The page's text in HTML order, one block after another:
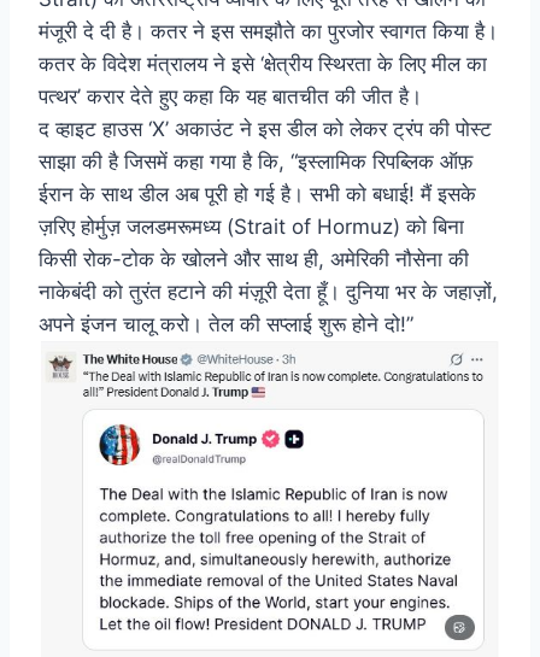
मंजूरी दे दी है। कतर ने इस समझौते का पुरजोर स्वागत किया है।
कतर के विदेश मंत्रालय ने इसे ‘क्षेत्रीय स्थिरता के लिए मील का
पत्थर’ करार देते हुए कहा कि यह बातचीत की जीत है।
द व्हाइट हाउस ‘X’ अकाउंट ने इस डील को लेकर ट्रंप की पोस्ट
साझा की है जिसमें कहा गया है कि, “इस्लामिक रिपब्लिक ऑफ़
ईरान के साथ डील अब पूरी हो गई है। सभी को बधाई! मैं इसके
ज़रिए होर्मुज़ जलडमरूमध्य (Strait of Hormuz) को बिना
किसी रोक-टोक के खोलने और साथ ही, अमेरिकी नौसेना की
नाकेबंदी को तुरंत हटाने की मंज़ूरी देता हूँ। दुनिया भर के जहाज़ों,
अपने इंजन चालू करो। तेल की सप्लाई शुरू होने दो!”